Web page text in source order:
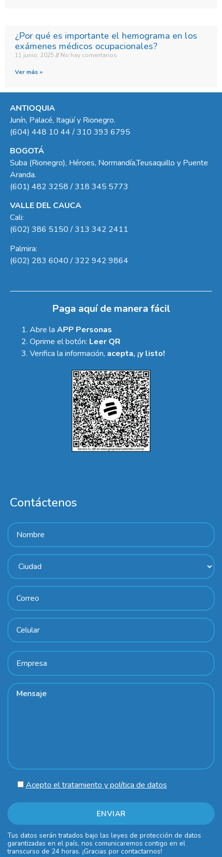
¿Por qué es importante el hemograma en los
exámenes médicos ocupacionales?
11 junio, 2025 No hay comentarios
Ver más »
ANTIOQUIA
Junín, Palacé, Itagüí y Rionegro.
(604) 448 10 44 / 310 393 6795
BOGOTÁ
Suba (Rionegro), Héroes, Normandía,Teusaquillo y Puente
Aranda.
(601) 482 3258 / 318 345 5773
VALLE DEL CAUCA
Cali:
(602) 386 5150 / 313 342 2411
Palmira:
(602) 283 6040 / 322 942 9864
Paga aquí de manera fácil
Abre la APP Personas
Oprime el botón: Leer QR
Verifica la información, acepta, ¡y listo!
Contáctenos
Acepto el tratamiento y política de datos
Tus datos serán tratados bajo las leyes de protección de datos
garantizadas en el país, nos comunicaremos contigo en el
transcurso de 24 horas. ¡Gracias por contactarnos!